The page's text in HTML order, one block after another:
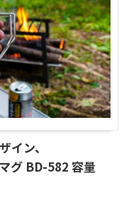
イン、
グ BD-582 容量